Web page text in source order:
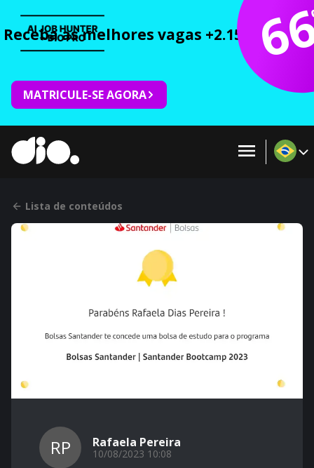
Receba as melhores vagas +2.150 cursos
MATRICULE-SE AGORA
Lista de conteúdos
RP Rafaela Pereira
10/08/2023 10:08